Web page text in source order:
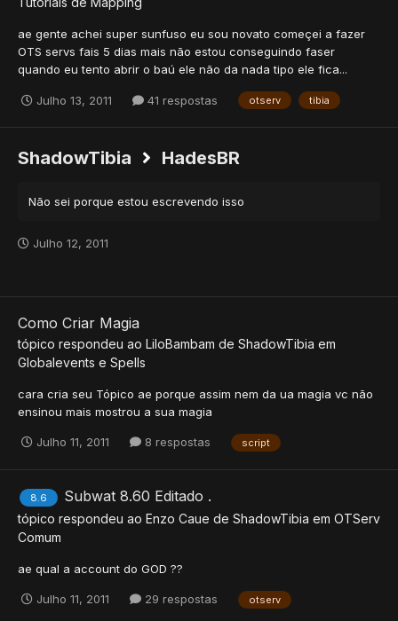
ae gente achei super sunfuso eu sou novato começei a fazer
OTS servs fais 5 dias mais não estou conseguindo faser
quando eu tento abrir o baú ele não da nada tipo ele fica...
Julho 13, 2011 41 respostas otserv tibia
ShadowTibia HadesBR
Não sei porque estou escrevendo isso
Julho 12, 2011
Como Criar Magia
tópico respondeu ao LiloBambam de ShadowTibia em
Globalevents e Spells
cara cria seu Tópico ae porque assim nem da ua magia vc não
ensinou mais mostrou a sua magia
Julho 11, 2011 8 respostas script
8.6 Subwat 8.60 Editado .
tópico respondeu ao Enzo Caue de ShadowTibia em OTServ
Comum
ae qual a account do GOD ??
Julho 11, 2011 29 respostas otserv